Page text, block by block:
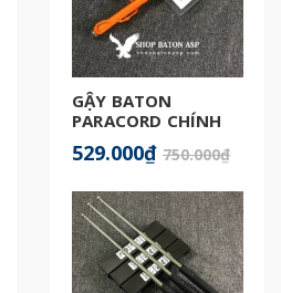
GẬY BATON
PARACORD CHÍNH
529.000₫ 750.000₫